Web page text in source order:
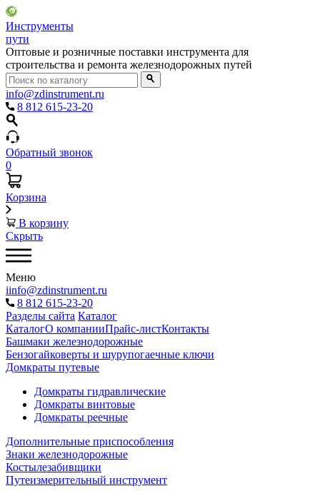
Инструменты
пути
Оптовые и розничные поставки инструмента для
строительства и ремонта железнодорожных путей
info@zdinstrument.ru
8 812 615-23-20
Обратный звонок
0
Корзина
В корзину
Скрыть
Меню
iinfo@zdinstrument.ru
8 812 615-23-20
Разделы сайта Каталог
КаталогО компанииПрайс-листКонтакты
Башмаки железнодорожные
Бензогайковерты и шурупогаечные ключи
Домкраты путевые
Домкраты гидравлические
Домкраты винтовые
Домкраты реечные
Дополнительные приспособления
Знаки железнодорожные
Костылезабивщики
Путеизмерительный инструмент